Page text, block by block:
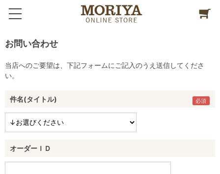
お問い合わせ
当店へのご要望は、下記フォームにご記入のうえ送信してくださ
い。
件名(タイトル)
オーダーＩＤ